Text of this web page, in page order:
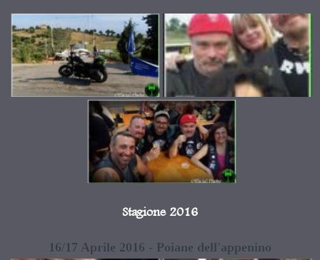
Stagione 2016
16/17 Aprile 2016 - Poiane dell'appenino